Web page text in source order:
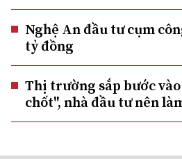
Nghệ An đầu tư cụm
tỷ đồng
Thị trường sắp bước
chốt", nhà đầu tư nên